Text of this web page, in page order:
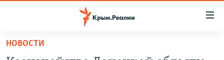
Вернуться
НОВОСТИ